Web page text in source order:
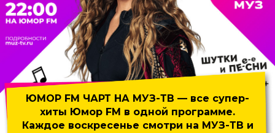
ЮМОР FM ЧАРТ НА МУЗ-ТВ — все супер-
хиты Юмор FM в одной программе.
Каждое воскресенье смотри на МУЗ-ТВ и